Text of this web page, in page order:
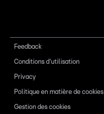
Feedback
Conditions d'utilisation
Privacy
Politique en matière de cookies
Gestion des cookies